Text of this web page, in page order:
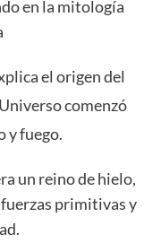
en la mitología
el origen del
comenzó
y fuego.
un reino de hielo,
primitivas y